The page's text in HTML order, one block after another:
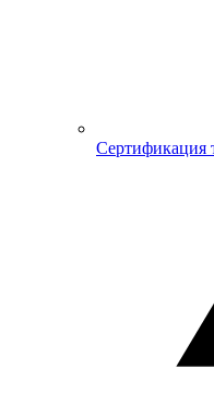
Сертификация